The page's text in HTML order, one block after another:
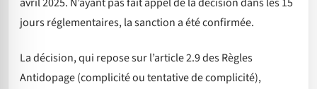
jours réglementaires, la sanction a été confirmée.
La décision, qui repose sur l’article 2.9 des Règles
Antidopage (complicité ou tentative de complicité),